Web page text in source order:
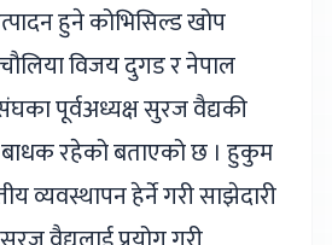
हुने कोभिसिल्ड खोप
विजय दुगड र नेपाल
पूर्वअध्यक्ष सुरज वैद्यकी
बाधक रहेको बताएको छ । हुकुम
व्यवस्थापन हेर्ने गरी साझेदारी